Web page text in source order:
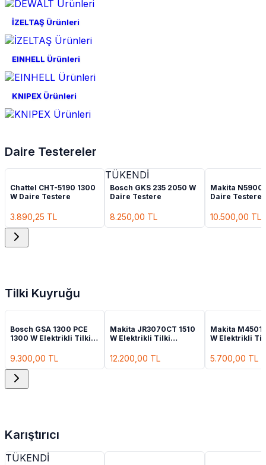
İZELTAŞ Ürünleri
EINHELL Ürünleri
KNIPEX Ürünleri
Daire Testereler
Chattel CHT-5190 1300
W Daire Testere
3.890,25 TL
TÜKENDİ
Bosch GKS 235 2050 W
Daire Testere
8.250,00 TL
Makita
Daire Testere
10.500,00 TL
Tilki Kuyruğu
Bosch GSA 1300 PCE
1300 W Elektrikli Tilki
9.300,00 TL
Makita JR3070CT 1510
W Elektrikli Tilki
12.200,00 TL
Makita
W Elektrikli
5.700,00 TL
Karıştırıcı
TÜKENDİ